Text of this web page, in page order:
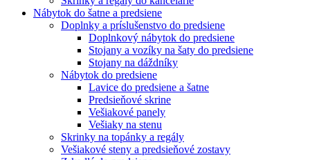
Nábytok do šatne a predsiene
Doplnky a príslušenstvo do predsiene
Doplnkový nábytok do predsiene
Stojany a vozíky na šaty do predsiene
Stojany na dáždníky
Nábytok do predsiene
Lavice do predsiene a šatne
Predsieňové skrine
Vešiakové panely
Vešiaky na stenu
Skrinky na topánky a regály
Vešiakové steny a predsieňové zostavy